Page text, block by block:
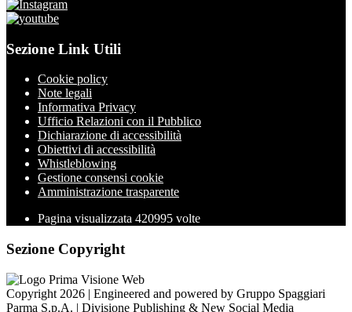
Sezione Link Utili
Cookie policy
Note legali
Informativa Privacy
Ufficio Relazioni con il Pubblico
Dichiarazione di accessibilità
Obiettivi di accessibilità
Whistleblowing
Gestione consensi cookie
Amministrazione trasparente
Pagina visualizzata 420995 volte
Sezione Copyright
Copyright 2026 | Engineered and powered by Gruppo Spaggiari
Parma S.p.A. | Divisione Publishing & New Social Media